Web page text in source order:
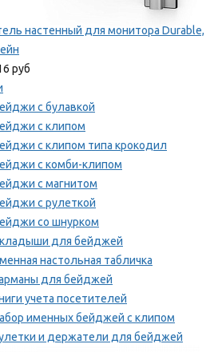
настенный для монитора Durable,
руб
с булавкой
с клипом
с клипом типа крокодил
с комби-клипом
с магнитом
с рулеткой
со шнурком
для бейджей
настольная табличка
для бейджей
учета посетителей
именных бейджей с клипом
и держатели для бейджей